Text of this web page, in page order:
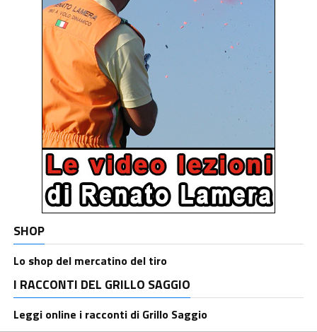
SHOP
Lo shop del mercatino del tiro
I RACCONTI DEL GRILLO SAGGIO
Leggi online i racconti di Grillo Saggio